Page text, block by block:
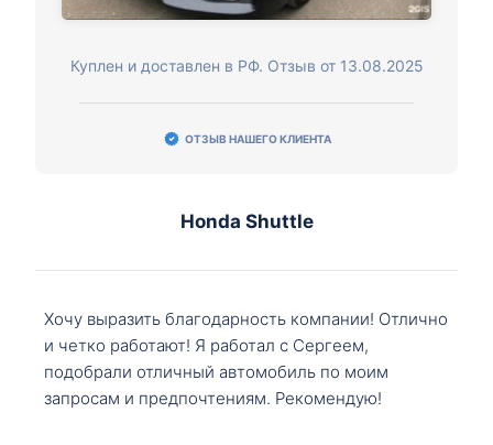
Куплен и доставлен в РФ. Отзыв от 13.08.2025
ОТЗЫВ НАШЕГО КЛИЕНТА
Honda Shuttle
Хочу выразить благодарность компании! Отлично
и четко работают! Я работал с Сергеем,
подобрали отличный автомобиль по моим
запросам и предпочтениям. Рекомендую!